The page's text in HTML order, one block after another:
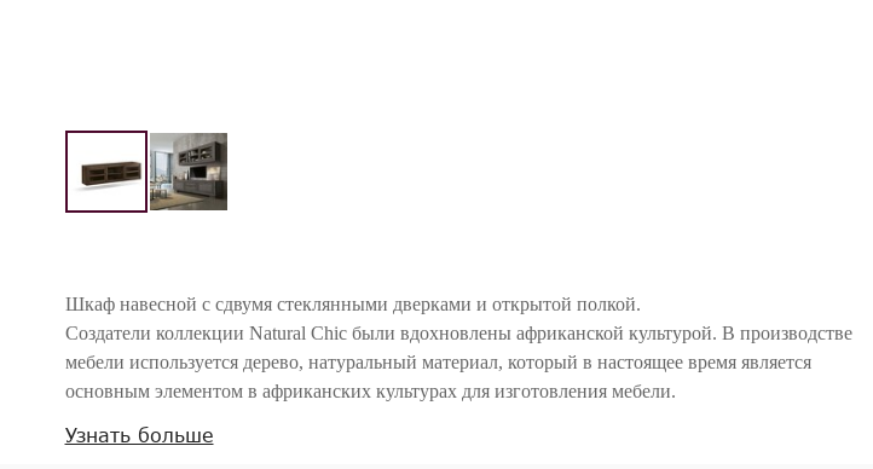
Шкаф навесной с сдвумя стеклянными дверками и открытой полкой.
Создатели коллекции Natural Chic были вдохновлены африканской культурой. В производстве
мебели используется дерево, натуральный материал, который в настоящее время является
основным элементом в африканских культурах для изготовления мебели.
Внимание! Цвета предметов на изображениях могут отличаться из-за особенностей цветопередачи различных мониторов.
Узнать больше